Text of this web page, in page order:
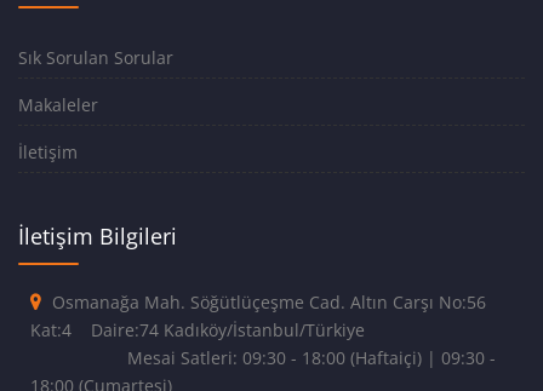
Sık Sorulan Sorular
Makaleler
İletişim
İletişim Bilgileri
Osmanağa Mah. Söğütlüçeşme Cad. Altın Carşı No:56
Kat:4 Daire:74 Kadıköy/İstanbul/Türkiye
Mesai Satleri: 09:30 - 18:00 (Haftaiçi) | 09:30 -
18:00 (Cumartesi)